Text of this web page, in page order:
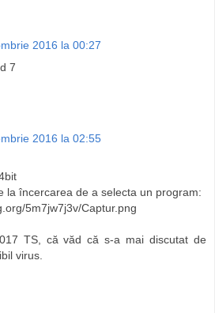
2016 la 00:27
7
2016 la 02:55
la încercarea de a selecta un program:
5m7jw7j3v/Captur.png
TS, că văd că s-a mai discutat de
virus.